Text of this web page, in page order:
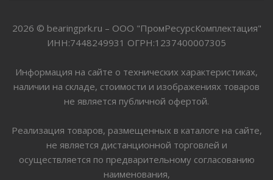
2026 © bearingprk.ru – ООО "ПромРесурсКомплектация"
ИНН:7448249931 ОГРН:1237400007305
Информация на сайте о технических характеристиках,
наличии на складе, стоимости и изображениях товаров
не является публичной офертой.
Реализация товаров, размещенных в каталоге на сайте,
не является дистанционной торговлей и
осуществляется по предварительному согласованию
наименования,